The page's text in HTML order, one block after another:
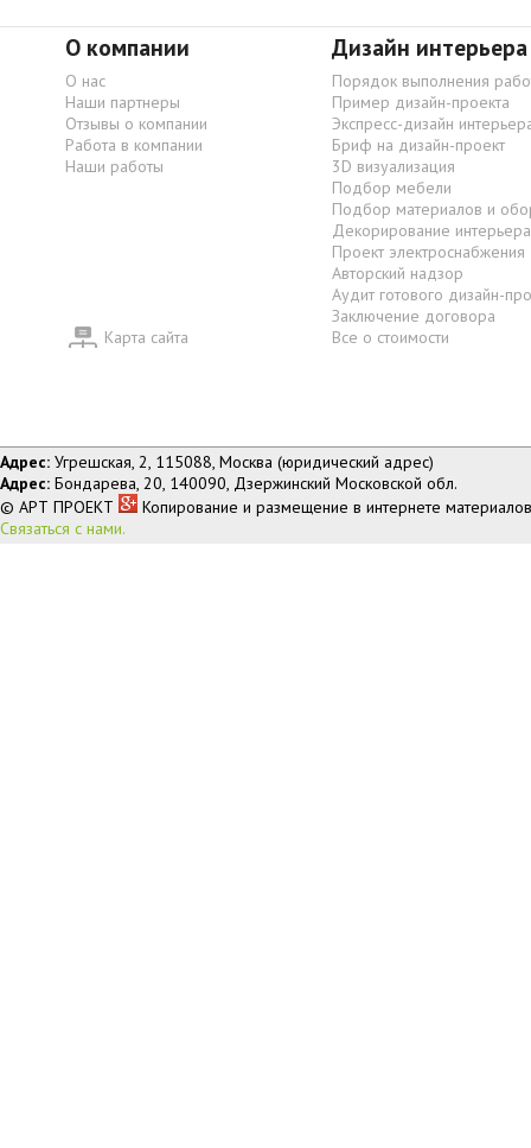
О компании
О нас
Наши партнеры
Отзывы о компании
Работа в компании
Наши работы
Карта сайта
Дизайн интерьера
Порядок выполнения
Пример дизайн-проекта
Экспресс-дизайн
Бриф на дизайн-проект
3D визуализация
Подбор мебели
Подбор материалов и
Декорирование интерьера
Проект электроснабжения
Авторский надзор
Аудит готового дизайн-
Заключение договора
Все о стоимости
Адрес: Угрешская, 2, 115088, Москва (юридический адрес)
Адрес: Бондарева, 20, 140090, Дзержинский Московской обл.
© АРТ ПРОЕКТ
Копирование и размещение в интернете
Связаться с нами.